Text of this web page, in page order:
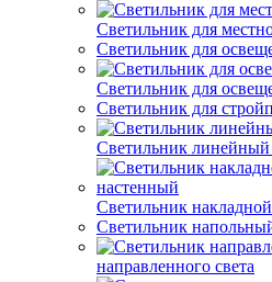
Светильник для
Светильник для
Светильник для
Светильник для
Светильник линейный
Светильник
Светильник
направленного света